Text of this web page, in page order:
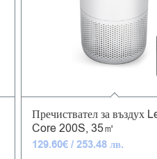
Пречиствател за въздух
Core 200S, 35㎡
129.60€/ 253.48 лв.